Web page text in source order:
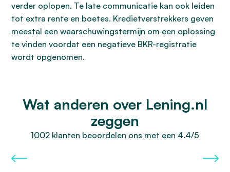
verder oplopen. Te late communicatie kan ook leiden
tot extra rente en boetes. Kredietverstrekkers geven
meestal een waarschuwingstermijn om een oplossing
te vinden voordat een negatieve BKR-registratie
wordt opgenomen.
Wat anderen over Lening.nl
zeggen
1002 klanten beoordelen ons met een 4.4/5